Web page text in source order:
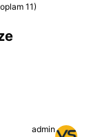
11)
admin